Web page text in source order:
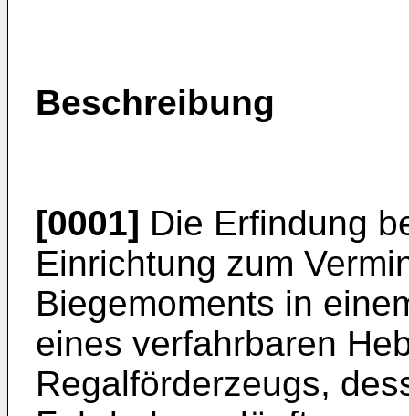
Beschreibung
[0001] Die Erfindung
Einrichtung zum
Biegemoments in
eines verfahrbaren
Regalförderzeugs,